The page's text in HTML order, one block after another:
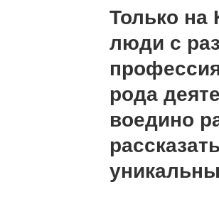
Только на
люди с
рода
воедино